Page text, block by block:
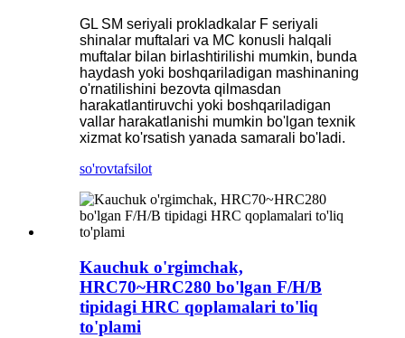
GL SM seriyali prokladkalar F seriyali
shinalar muftalari va MC konusli halqali
muftalar bilan birlashtirilishi mumkin, bunda
haydash yoki boshqariladigan mashinaning
o'rnatilishini bezovta qilmasdan
harakatlantiruvchi yoki boshqariladigan
vallar harakatlanishi mumkin bo'lgan texnik
xizmat ko'rsatish yanada samarali bo'ladi.
so'rovtafsilot
Kauchuk o'rgimchak,
HRC70~HRC280 bo'lgan F/H/B
tipidagi HRC qoplamalari to'liq
to'plami